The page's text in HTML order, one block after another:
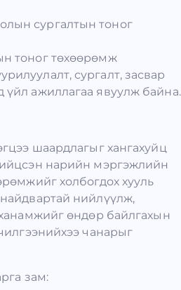
сургалтын тоног
тоног төхөөрөмж
сургалт, засвар
үйл ажиллагаа явуулж байна.
шаардлагыг хангахуйц
нарийн мэргэжлийн
холбогдох хууль
нийлүүлж,
өндөр байлгахын
чанарыг
зам: